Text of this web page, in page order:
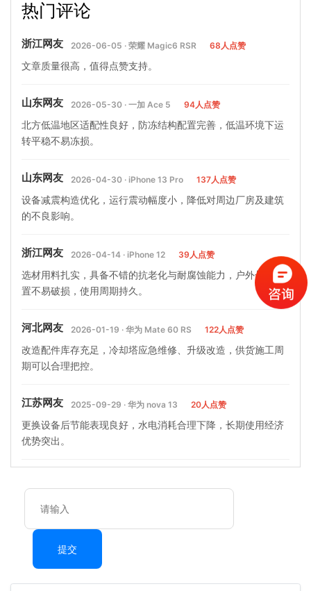
有哪些…
热门评论
浙江网友 2026-06-05 · 荣耀 Magic6 RSR 68人点赞
文章质量很高，值得点赞支持。
山东网友 2026-05-30 · 一加 Ace 5 94人点赞
北方低温地区适配性良好，防冻结构配置完善，低温环境下运
转平稳不易冻损。
山东网友 2026-04-30 · iPhone 13 Pro 137人点赞
设备减震构造优化，运行震动幅度小，降低对周边厂房及建筑
的不良影响。
浙江网友 2026-04-14 · iPhone 12 39人点赞
选材用料扎实，具备不错的抗老化与耐腐蚀能力，户外长期放
置不易破损，使用周期持久。
河北网友 2026-01-19 · 华为 Mate 60 RS 122人点赞
改造配件库存充足，冷却塔应急维修、升级改造，供货施工周
期可以合理把控。
江苏网友 2025-09-29 · 华为 nova 13 20人点赞
更换设备后节能表现良好，水电消耗合理下降，长期使用经济
优势突出。
提交